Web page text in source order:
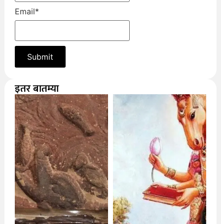
Email*
इतर बातम्या